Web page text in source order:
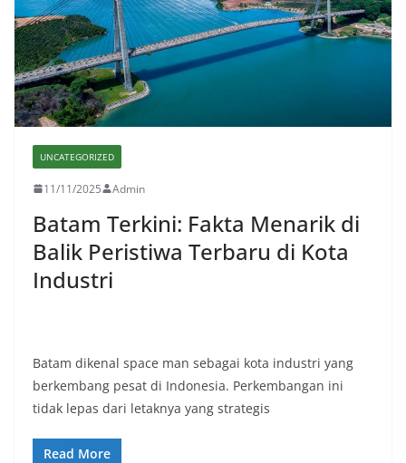
UNCATEGORIZED
11/11/2025 Admin
Batam Terkini: Fakta Menarik di
Balik Peristiwa Terbaru di Kota
Industri
Batam dikenal space man sebagai kota industri yang
berkembang pesat di Indonesia. Perkembangan ini
tidak lepas dari letaknya yang strategis
Read More